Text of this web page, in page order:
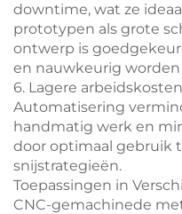
downtimе, wat ze
prototypen als grote
ontwerp is
en nauwkeurig
6. Lagere
Automatisering
handmatig werk en
door optimaal gebruik
snijstrategieën.
Toepassingen in
CNC-gemachinede